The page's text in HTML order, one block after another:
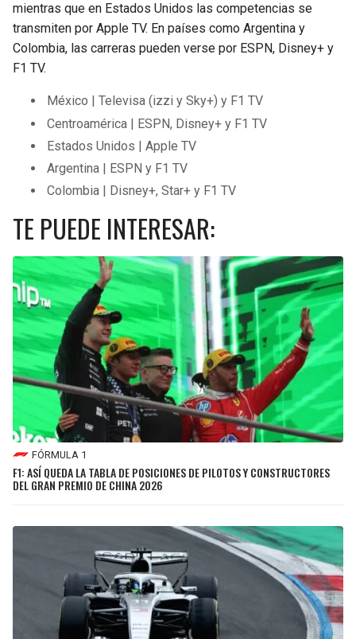
mientras que en Estados Unidos las competencias se
transmiten por Apple TV. En países como Argentina y
Colombia, las carreras pueden verse por ESPN, Disney+ y
F1 TV.
México | Televisa (izzi y Sky+) y F1 TV
Centroamérica | ESPN, Disney+ y F1 TV
Estados Unidos | Apple TV
Argentina | ESPN y F1 TV
Colombia | Disney+, Star+ y F1 TV
TE PUEDE INTERESAR:
FÓRMULA 1
F1: ASÍ QUEDA LA TABLA DE POSICIONES DE PILOTOS Y CONSTRUCTORES
DEL GRAN PREMIO DE CHINA 2026